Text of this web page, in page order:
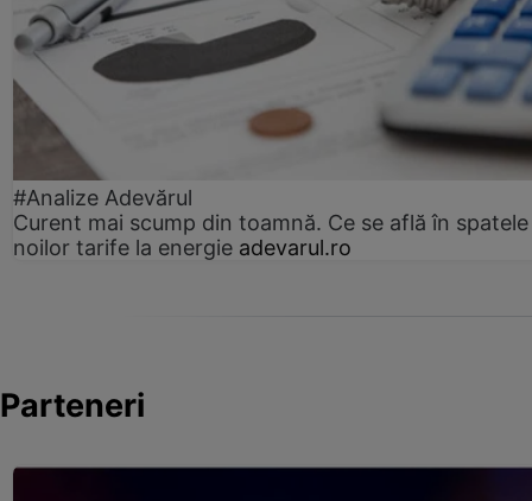
#Analize Adevărul
Curent mai scump din toamnă. Ce se află în spatele
noilor tarife la energie adevarul.ro
Parteneri